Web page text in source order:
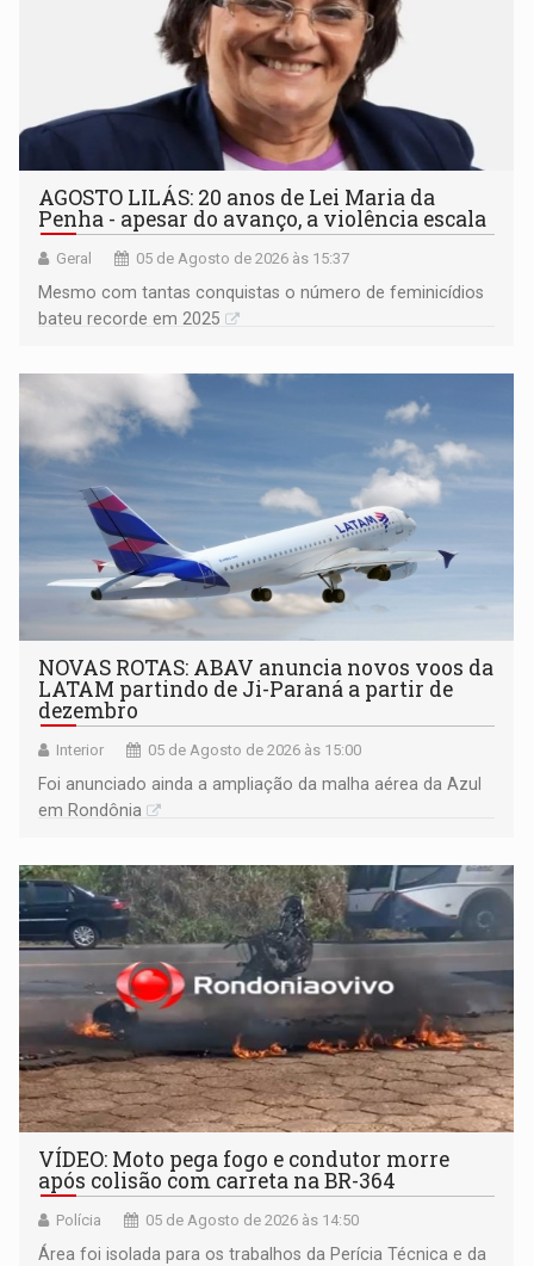
AGOSTO LILÁS: 20 anos de Lei Maria da
Penha - apesar do avanço, a violência escala
Geral 05 de Agosto de 2026 às 15:37
Mesmo com tantas conquistas o número de feminicídios
bateu recorde em 2025
NOVAS ROTAS: ABAV anuncia novos voos da
LATAM partindo de Ji-Paraná a partir de
dezembro
Interior 05 de Agosto de 2026 às 15:00
Foi anunciado ainda a ampliação da malha aérea da Azul
em Rondônia
VÍDEO: Moto pega fogo e condutor morre
após colisão com carreta na BR-364
Polícia 05 de Agosto de 2026 às 14:50
Área foi isolada para os trabalhos da Perícia Técnica e da